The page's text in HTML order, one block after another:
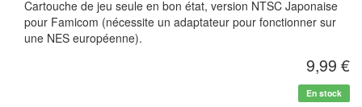
Cartouche de jeu seule en bon état, version NTSC Japonaise
pour Famicom (nécessite un adaptateur pour fonctionner sur
une NES européenne).
9,99 €
En stock